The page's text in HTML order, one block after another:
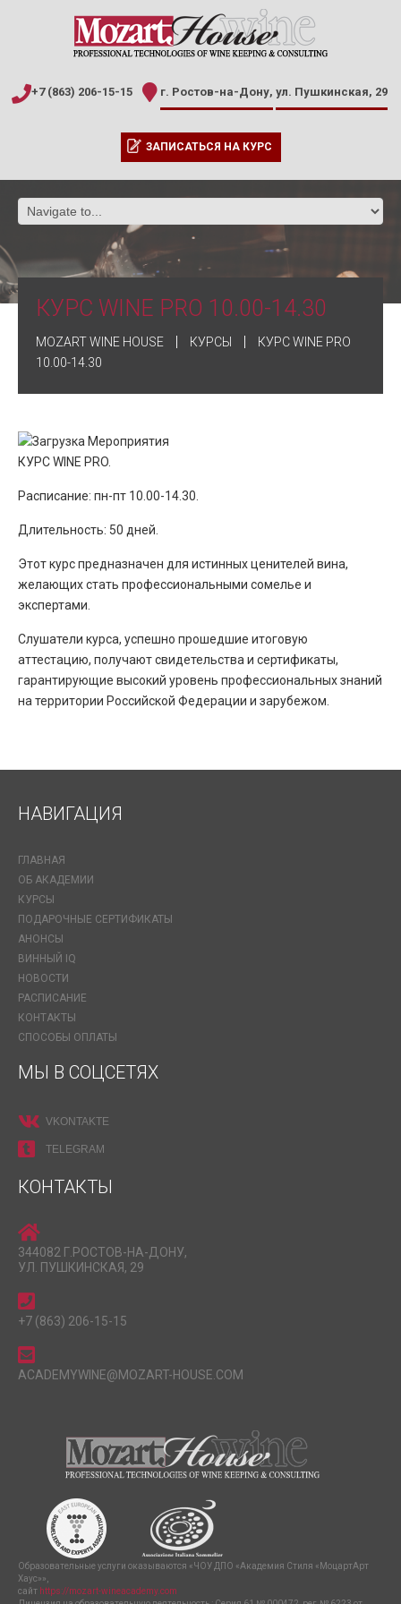
+7 (863) 206-15-15 г. Ростов-на-Дону, ул. Пушкинская, 29
ЗАПИСАТЬСЯ НА КУРС
КУРС WINE PRO 10.00-14.30
MOZART WINE HOUSE КУРСЫ
КУРС WINE PRO
10.00-14.30
КУРС WINE PRO.
Расписание: пн-пт 10.00-14.30.
Длительность: 50 дней.
Этот курс предназначен для истинных ценителей вина,
желающих стать профессиональными сомелье и
экспертами.
Слушатели курса, успешно прошедшие итоговую
аттестацию, получают свидетельства и сертификаты,
гарантирующие высокий уровень профессиональных знаний
на территории Российской Федерации и зарубежом.
НАВИГАЦИЯ
ГЛАВНАЯ
ОБ АКАДЕМИИ
КУРСЫ
ПОДАРОЧНЫЕ СЕРТИФИКАТЫ
АНОНСЫ
ВИННЫЙ IQ
НОВОСТИ
РАСПИСАНИЕ
КОНТАКТЫ
СПОСОБЫ ОПЛАТЫ
МЫ В СОЦСЕТЯХ
VKONTAKTE
TELEGRAM
КОНТАКТЫ
344082 Г.РОСТОВ-НА-ДОНУ,
УЛ. ПУШКИНСКАЯ, 29
+7 (863) 206-15-15
ACADEMYWINE@MOZART-HOUSE.COM
Образовательные услуги оказываются «ЧОУ ДПО «Академия Стиля «МоцартАрт
Хаус»»,
сайт https://mozart-wineacademy.com